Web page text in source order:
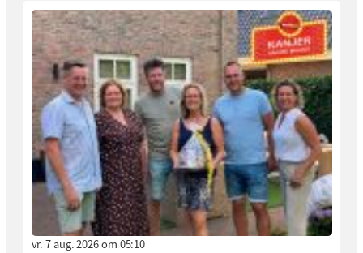
vr. 7 aug. 2026 om 05:10